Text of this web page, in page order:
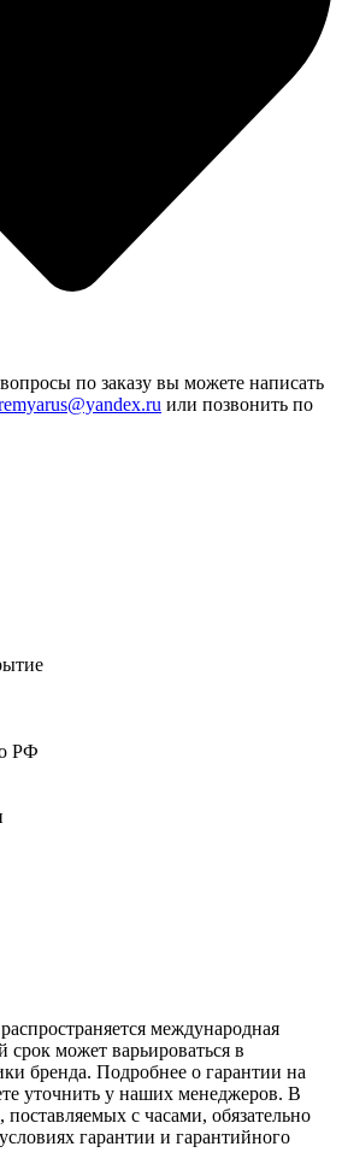
по заказу вы можете написать
или позвонить по
РФ
международная
срок может варьироваться в
бренда. Подробнее о гарантии на
уточнить у наших менеджеров. В
с часами, обязательно
гарантии и гарантийного